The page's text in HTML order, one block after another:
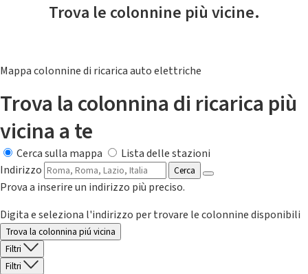
Trova le colonnine più vicine.
Mappa colonnine di ricarica auto elettriche
Trova la colonnina di ricarica più
vicina a te
Cerca sulla mappa
Lista delle stazioni
Indirizzo
Cerca
Prova a inserire un indirizzo più preciso.
Digita e seleziona l'indirizzo per trovare le colonnine disponibili
Trova la colonnina piú vicina
Filtri
Filtri